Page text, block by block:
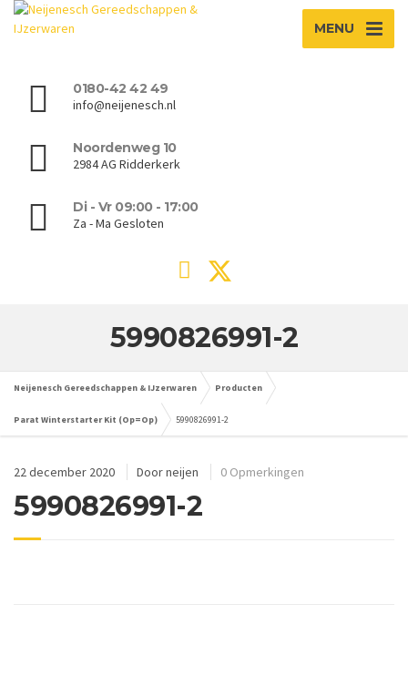
MENU
0180-42 42 49
info@neijenesch.nl
Noordenweg 10
2984 AG Ridderkerk
Di - Vr 09:00 - 17:00
Za - Ma Gesloten
5990826991-2
Neijenesch Gereedschappen & IJzerwaren Producten
Parat Winterstarter Kit (Op=Op) 5990826991-2
22 december 2020 Doorneijen 0 Opmerkingen
5990826991-2